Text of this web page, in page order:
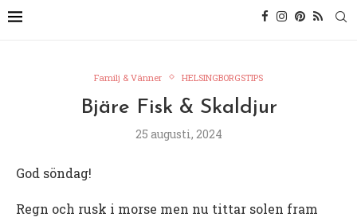
Familj & Vänner HELSINGBORGSTIPS
Bjäre Fisk & Skaldjur
25 augusti, 2024
God söndag!
Regn och rusk i morse men nu tittar solen fram